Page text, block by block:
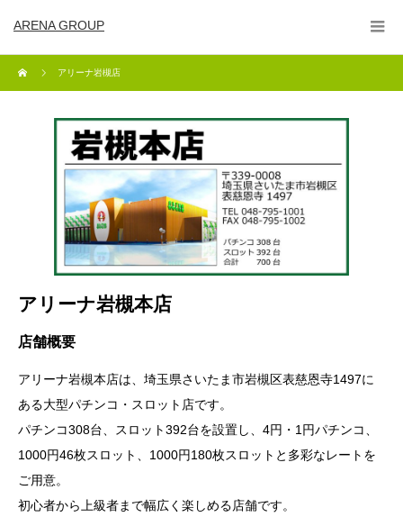
ARENA GROUP
アリーナ岩槻店
アリーナ岩槻本店
店舗概要
アリーナ岩槻本店は、埼玉県さいたま市岩槻区表慈恩寺1497に
ある大型パチンコ・スロット店です。
パチンコ308台、スロット392台を設置し、4円・1円パチンコ、
1000円46枚スロット、1000円180枚スロットと多彩なレートを
ご用意。
初心者から上級者まで幅広く楽しめる店舗です。